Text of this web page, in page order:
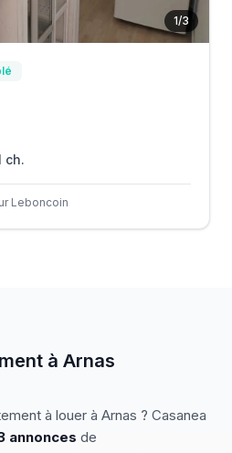
1/3
ch.
Leboncoin
à Arnas
à louer à Arnas ? Casanea
annonces de